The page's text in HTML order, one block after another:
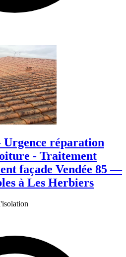
réparation
- Traitement
façade Vendée 85 —
à Les Herbiers